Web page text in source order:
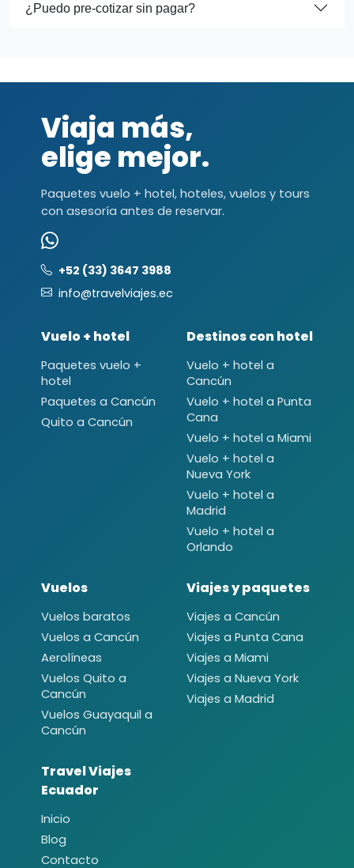
¿Puedo pre-cotizar sin pagar?
Viaja más,
elige mejor.
Paquetes vuelo + hotel, hoteles, vuelos y tours
con asesoría antes de reservar.
+52 (33) 3647 3988
info@travelviajes.ec
Vuelo + hotel
Paquetes vuelo +
hotel
Paquetes a Cancún
Quito a Cancún
Destinos con hotel
Vuelo + hotel a
Cancún
Vuelo + hotel a Punta
Cana
Vuelo + hotel a Miami
Vuelo + hotel a
Nueva York
Vuelo + hotel a
Madrid
Vuelo + hotel a
Orlando
Vuelos
Vuelos baratos
Vuelos a Cancún
Aerolíneas
Vuelos Quito a
Cancún
Vuelos Guayaquil a
Cancún
Viajes y paquetes
Viajes a Cancún
Viajes a Punta Cana
Viajes a Miami
Viajes a Nueva York
Viajes a Madrid
Travel Viajes
Ecuador
Inicio
Blog
Contacto